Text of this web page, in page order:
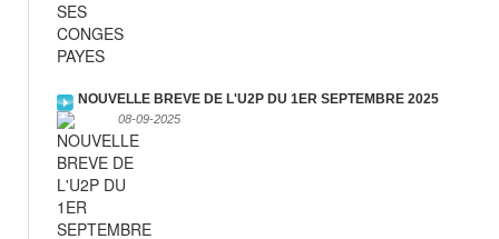
NOUVELLE BREVE DE L'U2P DU 1ER SEPTEMBRE 2025
08-09-2025